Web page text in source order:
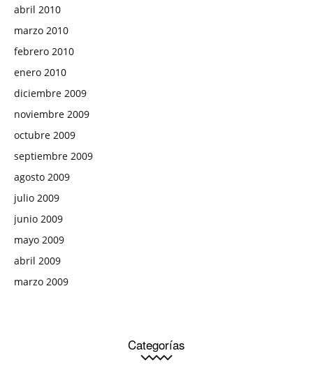
abril 2010
marzo 2010
febrero 2010
enero 2010
diciembre 2009
noviembre 2009
octubre 2009
septiembre 2009
agosto 2009
julio 2009
junio 2009
mayo 2009
abril 2009
marzo 2009
Categorías